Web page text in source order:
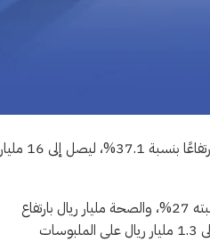
حقق الإنفاق على السلع والخدمات المختلفة عبر نقاط البيع، خلال الفترة من 26 أكتوبر وحتى 1 نوفمبر الجاري، ارتفاعًا بنسبة 37.1%، ليصل إلى 16 مليار
وكشفت بيانات البنك المركزي السعودي “ساما”، أن حجم الإنفاق على قطاع النقل بلغ 1.1 مليار ريال، بارتفاع نسبته 27%، والصحة مليار ريال بارتفاع
31%، والمطاعم والمقاعي 1.8 مليار ريال بارتفاع نسبته 26%، والمخبوزات والحلويات بارتفاع 40%، بالإضافة إلى 1.3 مليار ريال على الملبوسات